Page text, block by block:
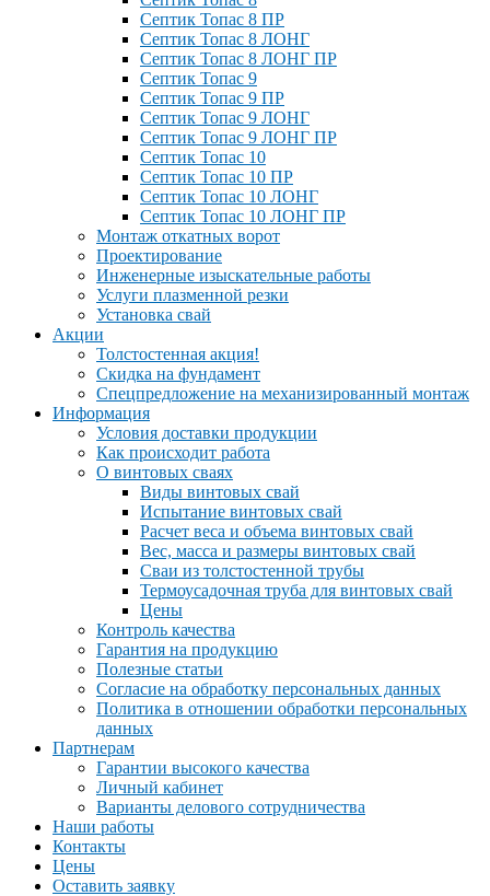
Септик Топас 8 ПР
Септик Топас 8 ЛОНГ
Септик Топас 8 ЛОНГ ПР
Септик Топас 9
Септик Топас 9 ПР
Септик Топас 9 ЛОНГ
Септик Топас 9 ЛОНГ ПР
Септик Топас 10
Септик Топас 10 ПР
Септик Топас 10 ЛОНГ
Септик Топас 10 ЛОНГ ПР
Монтаж откатных ворот
Проектирование
Инженерные изыскательные работы
Услуги плазменной резки
Установка свай
Акции
Толстостенная акция!
Скидка на фундамент
Спецпредложение на механизированный монтаж
Информация
Условия доставки продукции
Как происходит работа
О винтовых сваях
Виды винтовых свай
Испытание винтовых свай
Расчет веса и объема винтовых свай
Вес, масса и размеры винтовых свай
Сваи из толстостенной трубы
Термоусадочная труба для винтовых свай
Цены
Контроль качества
Гарантия на продукцию
Полезные статьи
Согласие на обработку персональных данных
Политика в отношении обработки персональных
данных
Партнерам
Гарантии высокого качества
Личный кабинет
Варианты делового сотрудничества
Наши работы
Контакты
Цены
Оставить заявку